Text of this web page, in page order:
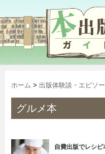
ホーム > 出版体験談・エピソ
グルメ本
自費出版でレシ